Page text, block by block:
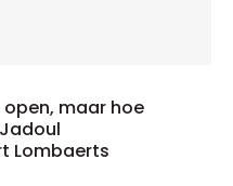
maar hoe
Lombaerts